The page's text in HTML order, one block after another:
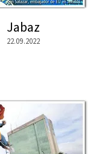
Jabaz
22.09.2022